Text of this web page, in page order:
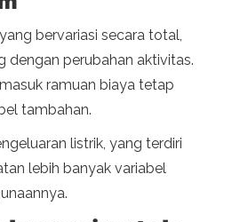
bervariasi secara total,
dengan perubahan aktivitas.
ramuan biaya tetap
tambahan.
listrik, yang terdiri
lebih banyak variabel